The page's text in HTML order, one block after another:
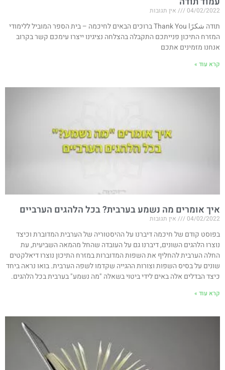
04/02/2022 אין תגובות
תודה شكرًا Thank You ברוכים הבאים לחיכמה – בית הספר המוביל ללימודי
המזרח התיכון פנייתכם התקבלה בהצלחה נציגינו ייצרו עימכם קשר בקרוב
אנחנו מזמינים אתכם
קרא עוד »
איך אומרים מה נשמע בערבית? בכל הלהגים הערביים
04/02/2022 אין תגובות
בפוסט קודם של חיכמה דיברנו על ההיסטוריה של הערבית המדוברת וכיצד
נוצרו הלהגים השונים, דיברנו גם על העובדה שהחל מהמאה השביעית, עת
החלה הערבית להחליף את השפות המדוברות במזרח התיכון נוצרו דיאלקטים
שונים על בסיס השפות וצורות ההגייה שקדמו לשפה הערבית. בואו נראה ביחד
כיצד הבדלים אלה באים לידי ביטוי בשאלה "מה נשמע" בערבית בכל הלהגים.
קרא עוד »